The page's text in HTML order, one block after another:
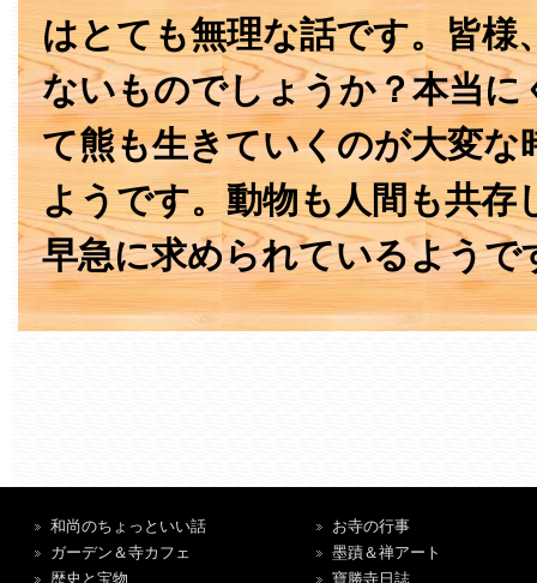
はとても無理な話です。皆様
ないものでしょうか？本当に
て熊も生きていくのが大変な
ようです。動物も人間も共存
早急に求められているようで
和尚のちょっといい話
ガーデン＆寺カフェ
歴史と宝物
お寺の行事
墨蹟＆禅アート
寶勝寺日誌